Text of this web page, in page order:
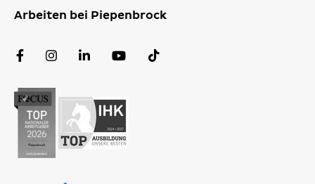
Arbeiten bei Piepenbrock
FacebookInstagram
LinkedInYouTube